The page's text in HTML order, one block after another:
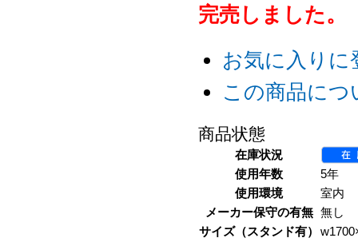
完売しました。
お気に入りに
この商品に
商品状態
在庫状況
使用年数
5年
使用環境
室内
メーカー保守の有無 無し
サイズ（スタンド有）